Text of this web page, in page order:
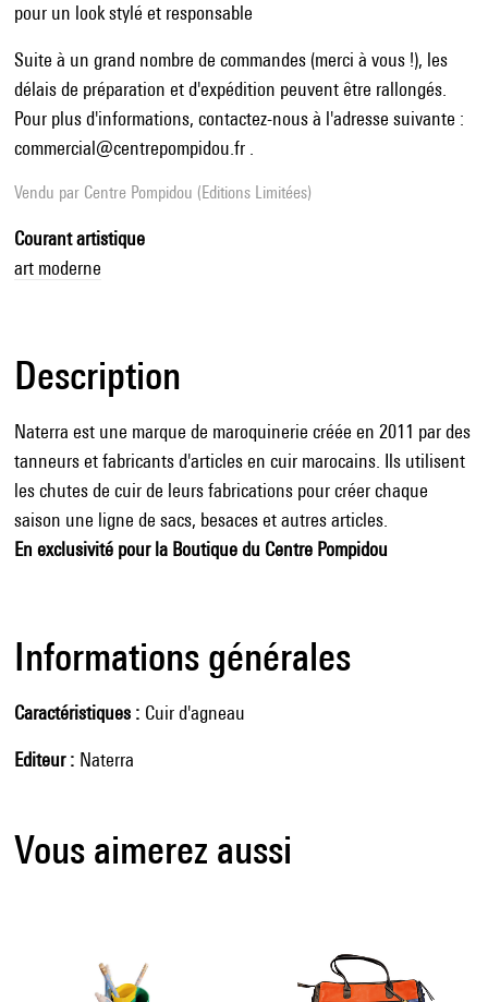
pour un look stylé et responsable
Suite à un grand nombre de commandes (merci à vous !), les
délais de préparation et d'expédition peuvent être rallongés.
Pour plus d'informations, contactez-nous à l'adresse suivante :
commercial@centrepompidou.fr .
Vendu par Centre Pompidou (Editions Limitées)
Courant artistique
art moderne
Description
Naterra est une marque de maroquinerie créée en 2011 par des
tanneurs et fabricants d'articles en cuir marocains. Ils utilisent
les chutes de cuir de leurs fabrications pour créer chaque
saison une ligne de sacs, besaces et autres articles.
En exclusivité pour la Boutique du Centre Pompidou
Informations générales
Caractéristiques Cuir d'agneau
Editeur Naterra
Vous aimerez aussi